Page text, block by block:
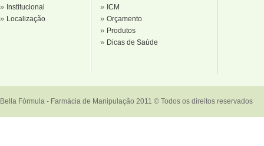
» Institucional
» Localização
» ICM
» Orçamento
» Produtos
» Dicas de Saúde
Bella Fórmula - Farmácia de Manipulação 2011 © Todos os direitos reservados